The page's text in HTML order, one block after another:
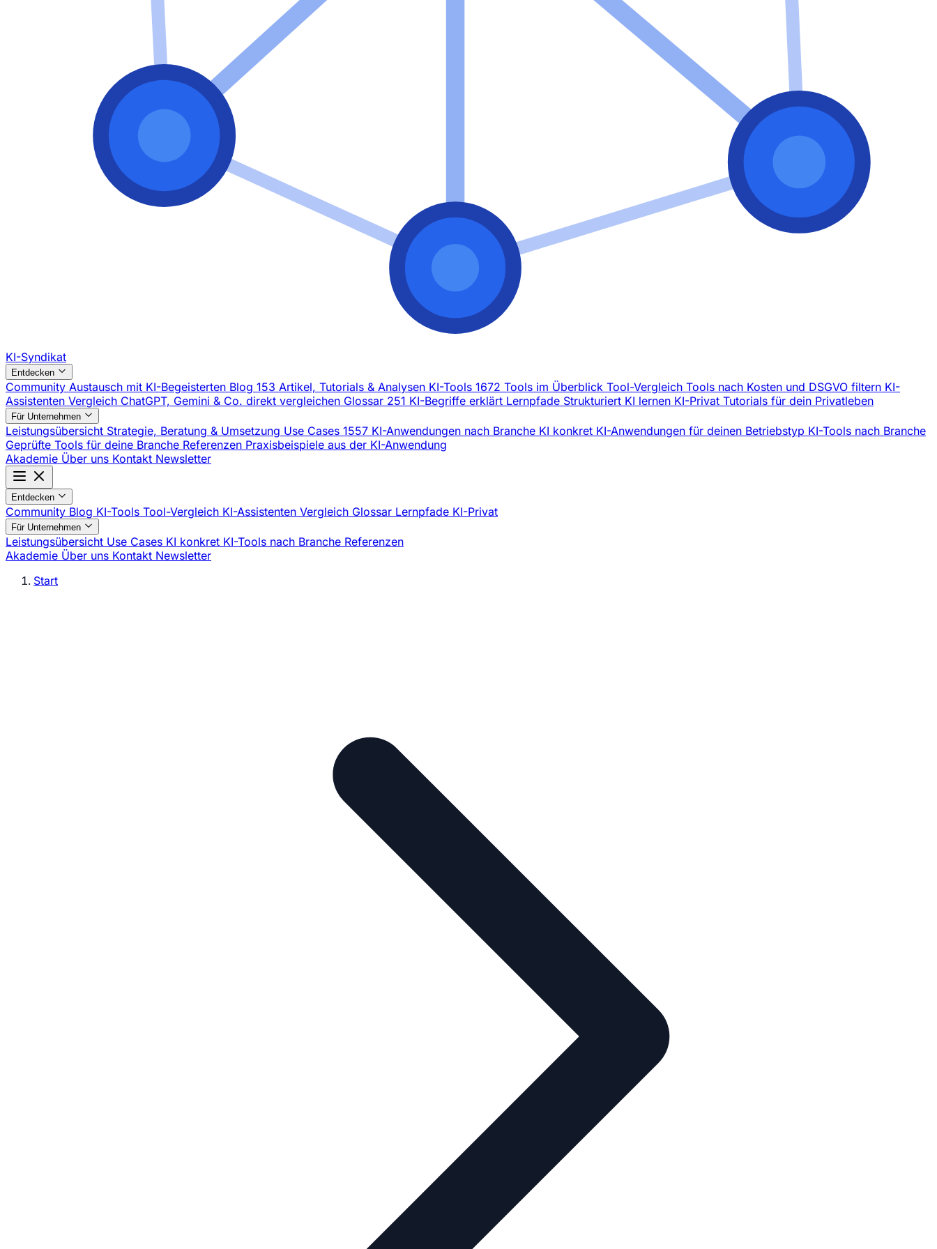
KI-Syndikat
Entdecken
Community Austausch mit KI-Begeisterten Blog 153 Artikel, Tutorials & Analysen KI-Tools 1672 Tools im Überblick Tool-Vergleich Tools nach Kosten und DSGVO filtern KI-
Assistenten Vergleich ChatGPT, Gemini & Co. direkt vergleichen Glossar 251 KI-Begriffe erklärt Lernpfade Strukturiert KI lernen KI-Privat Tutorials für dein Privatleben
Für Unternehmen
Leistungsübersicht Strategie, Beratung & Umsetzung Use Cases 1557 KI-Anwendungen nach Branche KI konkret KI-Anwendungen für deinen Betriebstyp KI-Tools nach Branche
Geprüfte Tools für deine Branche Referenzen Praxisbeispiele aus der KI-Anwendung
Akademie Über uns Kontakt Newsletter
Entdecken
Community Blog KI-Tools Tool-Vergleich KI-Assistenten Vergleich Glossar Lernpfade KI-Privat
Für Unternehmen
Leistungsübersicht Use Cases KI konkret KI-Tools nach Branche Referenzen
Akademie Über uns Kontakt Newsletter
Start